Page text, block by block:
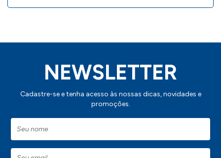
NEWSLETTER
Cadastre-se e tenha acesso às nossas dicas, novidades e
promoções.